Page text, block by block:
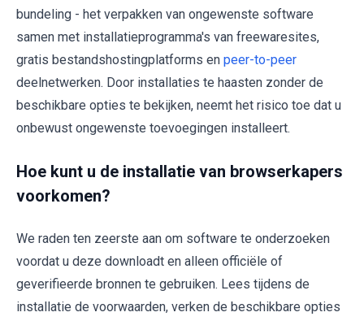
bundeling - het verpakken van ongewenste software
samen met installatieprogramma's van freewaresites,
gratis bestandshostingplatforms en peer-to-peer
deelnetwerken. Door installaties te haasten zonder de
beschikbare opties te bekijken, neemt het risico toe dat u
onbewust ongewenste toevoegingen installeert.
Hoe kunt u de installatie van browserkapers
voorkomen?
We raden ten zeerste aan om software te onderzoeken
voordat u deze downloadt en alleen officiële of
geverifieerde bronnen te gebruiken. Lees tijdens de
installatie de voorwaarden, verken de beschikbare opties